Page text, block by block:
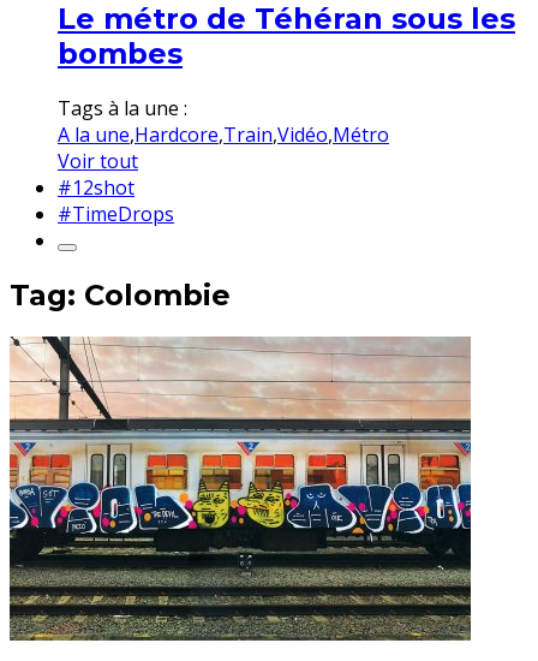
Le métro de Téhéran sous les
bombes
Tags à la une :
A la une,Hardcore,Train,Vidéo,Métro
Voir tout
#12shot
#TimeDrops
Tag: Colombie